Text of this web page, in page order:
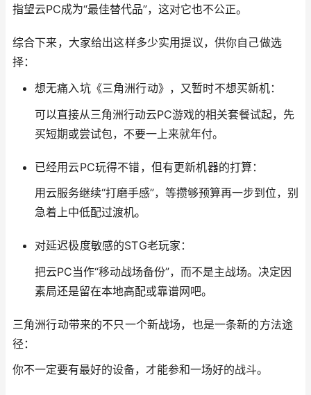
指望云PC成为“最佳替代品”，这对它也不公正。
综合下来，大家给出这样多少实用提议，供你自己做选
择：
想无痛入坑《三角洲行动》，又暂时不想买新机：
可以直接从三角洲行动云PC游戏的相关套餐试起，先
买短期或尝试包，不要一上来就年付。
已经用云PC玩得不错，但有更新机器的打算：
用云服务继续“打磨手感”，等攒够预算再一步到位，别
急着上中低配过渡机。
对延迟极度敏感的STG老玩家：
把云PC当作“移动战场备份”，而不是主战场。决定因
素局还是留在本地高配或靠谱网吧。
三角洲行动带来的不只一个新战场，也是一条新的方法途
径：
你不一定要有最好的设备，才能参和一场好的战斗。